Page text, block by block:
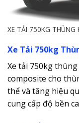
XE TẢI 750KG THÙNG
Xe Tải 750kg
Xe tải 750kg
composite cho
thể và tăng hiệu
cung cấp độ bền